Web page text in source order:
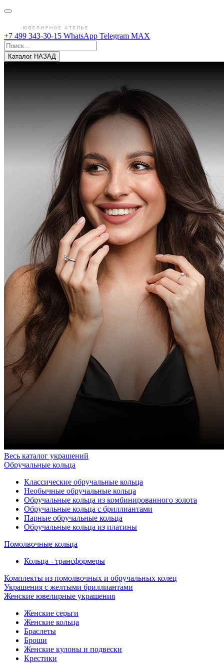
+7 499 343-30-15 WhatsApp Telegram MAX
Каталог НАЗАД
Весь каталог украшений
Обручальные кольца
Классические обручальные кольца
Необычные обручальные кольца
Обручальные кольца из комбинированного золота
Обручальные кольца с бриллиантами
Парные обручальные кольца
Обручальные кольца из платины
Помолвочные кольца
Кольца - трансформеры
Комплекты из помолвочных и обручальных колец
Украшения с желтыми бриллиантами
Женские ювелирные украшения
Женские серьги
Женские кольца
Браслеты
Броши
Женские кулоны и подвески
Крестики